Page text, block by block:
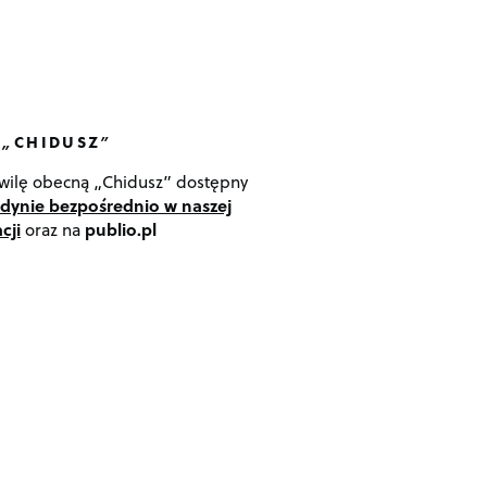
obecną „Chidusz” dostępny
bezpośrednio w naszej
oraz na publio.pl